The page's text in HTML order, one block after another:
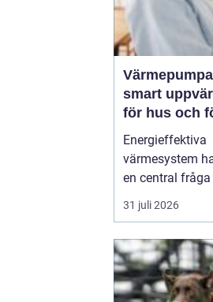
smart
för hus och
Energieffektiva
värmesystem
en central
många hushåll
fastighetsägare
och ner,
fortfarande
och kraven på
31 juli 2026